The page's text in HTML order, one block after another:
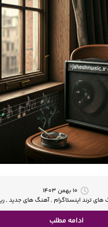
۱۰ بهمن ۱۴۰۳
ترند اینستاگرام , آهنگ های جدید ,
ادامه مطلب